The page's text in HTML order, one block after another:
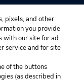
pixels, and other
you provide
with our site for ad
service and for site
of the buttons
(as described in